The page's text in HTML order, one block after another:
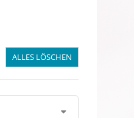
ALLES LÖSCHEN